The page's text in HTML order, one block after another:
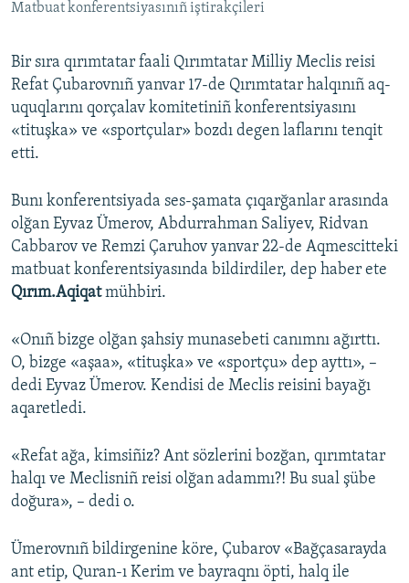
QOŞULIÑIZ!
RFE/RS bütün saytları
Matbuat konferentsiyasınıñ iştirakçileri
Bir sıra qırımtatar faali Qırımtatar Milliy Meclis reisi
Refat Çubarovnıñ yanvar 17-de Qırımtatar halqınıñ aq-
uquqlarını qorçalav komitetiniñ konferentsiyasını
«tituşka» ve «sportçular» bozdı degen laflarını tenqit
etti.
Bunı konferentsiyada ses-şamata çıqarğanlar arasında
olğan Eyvaz Ümerov, Abdurrahman Saliyev, Ridvan
Cabbarov ve Remzi Çaruhov yanvar 22-de Aqmescitteki
matbuat konferentsiyasında bildirdiler, dep haber ete
Qırım.Aqiqatmühbiri.
«Onıñ bizge olğan şahsiy munasebeti canımnı ağırttı.
O, bizge «aşaa», «tituşka» ve «sportçu» dep ayttı», –
dedi Eyvaz Ümerov. Kendisi de Meclis reisini bayağı
aqaretledi.
«Refat ağa, kimsiñiz? Ant sözlerini bozğan, qırımtatar
halqı ve Meclisniñ reisi olğan adammı?! Bu sual şübe
doğura», – dedi o.
Ümerovnıñ bildirgenine köre, Çubarov «Bağçasarayda
ant etip, Quran-ı Kerim ve bayraqnı öpti, halq ile